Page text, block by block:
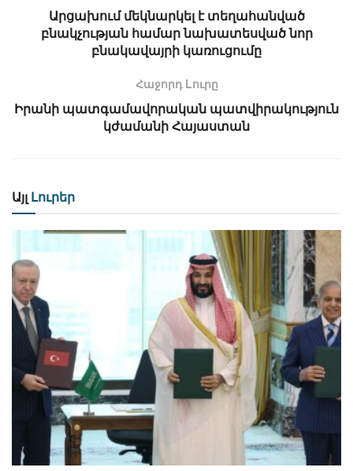
Արցախում մեկնարկել է տեղահանված
բնակչության համար նախատեսված նոր
բնակավայրի կառուցումը
Հաջորդ Lուրը
Իրանի պատգամավորական պատվիրակություն
կժամանի Հայաստան
Այլ Լուրեր